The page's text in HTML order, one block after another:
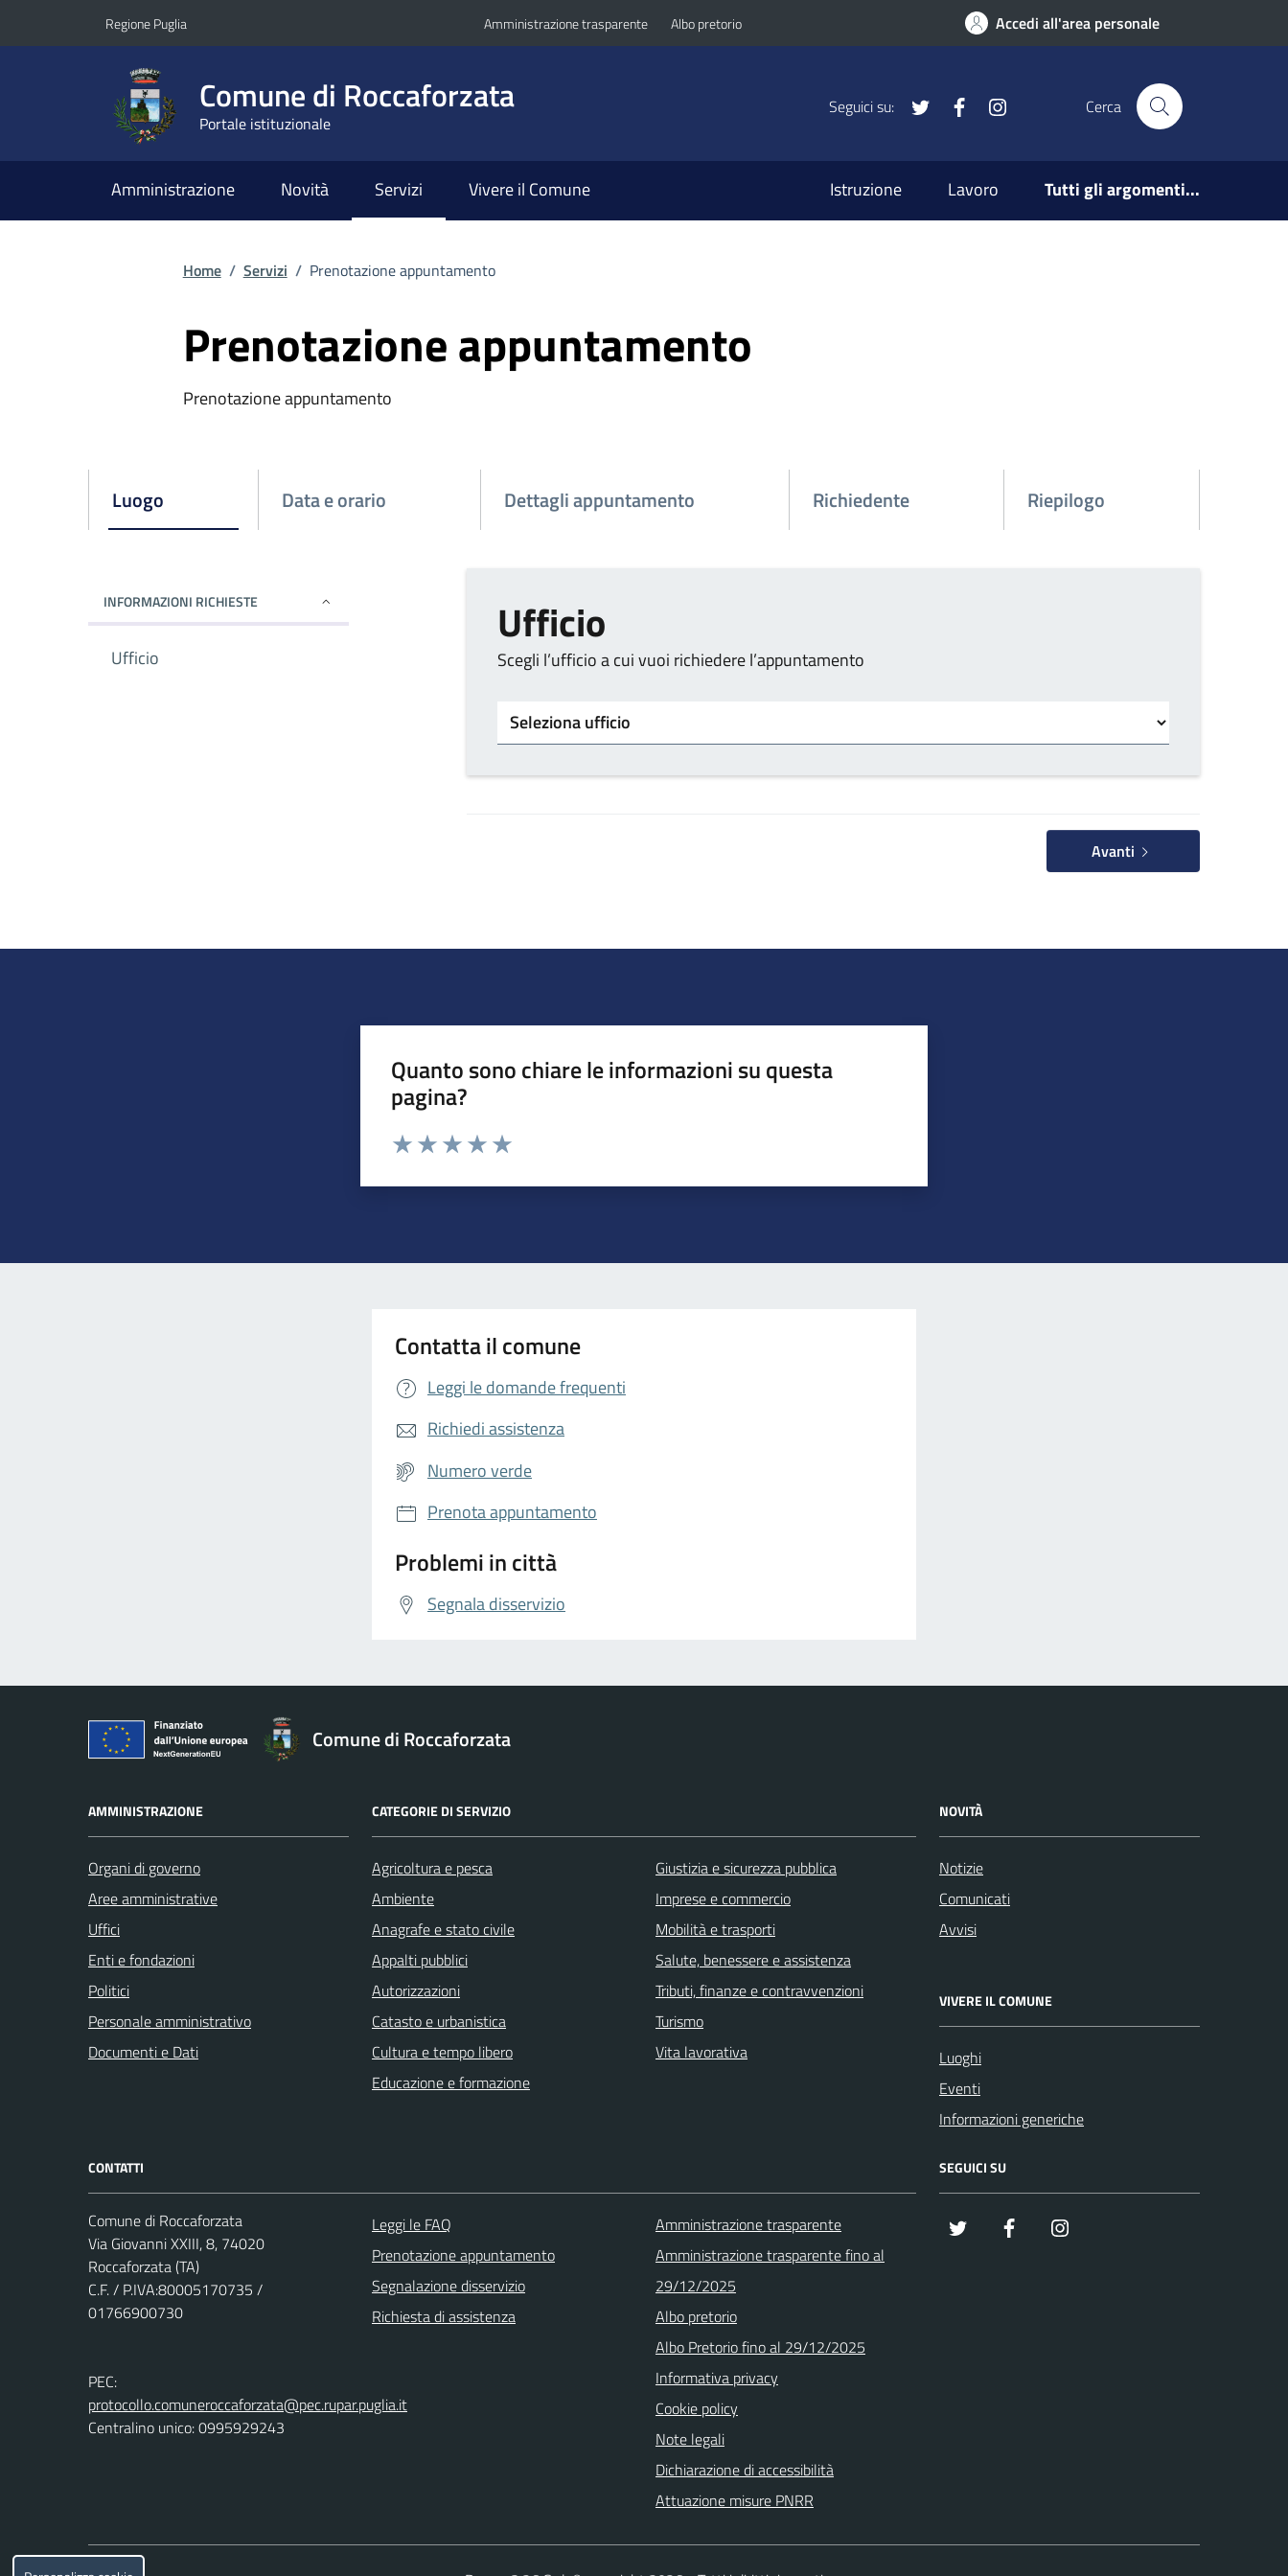
Regione Puglia Amministrazione trasparente Albo pretorio Accedi all'area personale
Comune di Roccaforzata
Portale istituzionale
Seguici su: Facebook Cerca
Amministrazione Novità Servizi Vivere il Comune Istruzione Lavoro Tutti gli argomenti...
Home / Servizi / Prenotazione appuntamento
Prenotazione appuntamento
Prenotazione appuntamento
Luogo Data e orario Dettagli appuntamento Richiedente Riepilogo
INFORMAZIONI RICHIESTE
Ufficio
Ufficio
Scegli l’ufficio a cui vuoi richiedere l’appuntamento
Avanti
Quanto sono chiare le informazioni su questa
pagina?
Valuta da 1 a 5 stelle la pagina
Contatta il comune
Leggi le domande frequenti
Richiedi assistenza
Numero verde
Prenota appuntamento
Problemi in città
Segnala disservizio
Comune di Roccaforzata
AMMINISTRAZIONE
Organi di governo
Aree amministrative
Uffici
Enti e fondazioni
Politici
Personale amministrativo
Documenti e Dati
CATEGORIE DI SERVIZIO
Agricoltura e pesca
Ambiente
Anagrafe e stato civile
Appalti pubblici
Autorizzazioni
Catasto e urbanistica
Cultura e tempo libero
Educazione e formazione
Giustizia e sicurezza pubblica
Imprese e commercio
Mobilità e trasporti
Salute, benessere e assistenza
Tributi, finanze e contravvenzioni
Turismo
Vita lavorativa
NOVITÀ
Notizie
Comunicati
Avvisi
VIVERE IL COMUNE
Luoghi
Eventi
Informazioni generiche
CONTATTI
Comune di Roccaforzata
Via Giovanni XXIII, 8, 74020
Roccaforzata (TA)
C.F. / P.IVA:80005170735 /
01766900730
PEC:
protocollo.comuneroccaforzata@pec.rupar.puglia.it
Centralino unico: 0995929243
Leggi le FAQ
Prenotazione appuntamento
Segnalazione disservizio
Richiesta di assistenza
Amministrazione trasparente
Amministrazione trasparente fino al
29/12/2025
Albo pretorio
Albo Pretorio fino al 29/12/2025
Informativa privacy
Cookie policy
Note legali
Dichiarazione di accessibilità
Attuazione misure PNRR
SEGUICI SU
Facebook